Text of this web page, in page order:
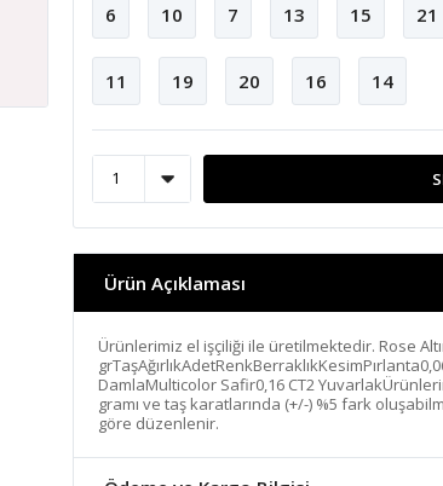
6 10 7 13 15 21
11 19 20 16 14
Ürün Açıklaması
Ürünlerimiz el işçiliği ile üretilmektedir. Rose
DamlaMulticolor Safir0,16 CT2
gramı ve taş karatlarında (+/-) %5 fark
göre düzenlenir.